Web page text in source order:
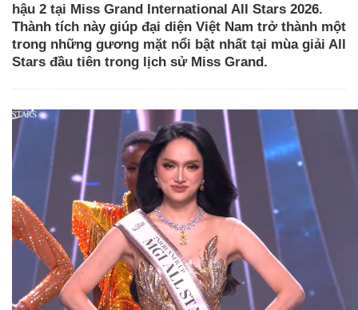
hậu 2 tại Miss Grand International All Stars 2026.
Thành tích này giúp đại diện Việt Nam trở thành một
trong những gương mặt nổi bật nhất tại mùa giải All
Stars đầu tiên trong lịch sử Miss Grand.